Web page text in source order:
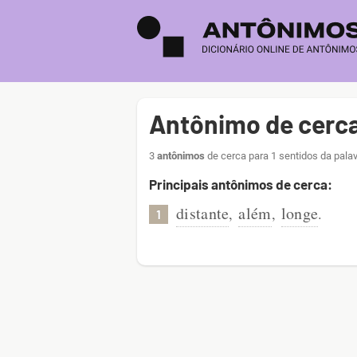
Antônimo de
3 antônimos de cerca para 1 sentidos da
Principais antônimos de cerca:
1 distante, além, longe.